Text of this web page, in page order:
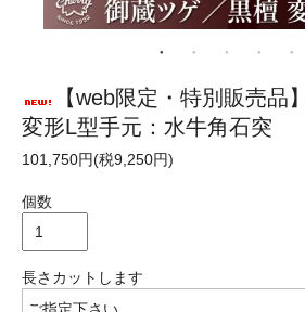
【web限定・特別販売品
変形L型手元：水牛角石突
101,750円(税9,250円)
個数
長さカットします